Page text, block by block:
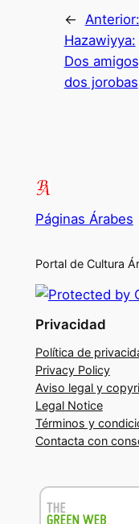
← Anterior:
Hazawiyya:
Dos
dos jorobas
Páginas Árabes
Portal de Cultura
Privacidad
Política de
Privacy Policy
Aviso legal y
Legal Notice
Términos y
Contacta con